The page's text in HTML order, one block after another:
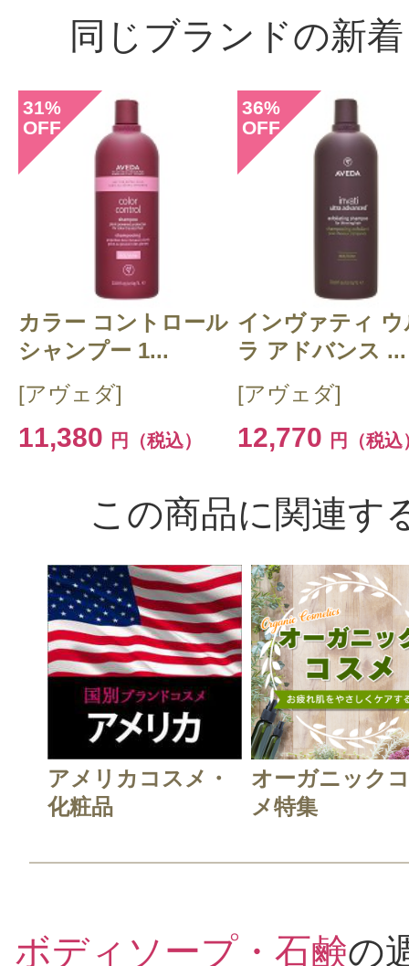
同じブランドの新
31%
OFF
カラー コントロール
シャンプー 1...
[アヴェダ]
11,380 円（税込）
36%
OFF
インヴァティ ウ
ラ アドバンス ...
[アヴェダ]
12,770 円（税込
この商品に関連す
アメリカコスメ・
化粧品
オーガニック
メ特集
ボディソープ・石鹸の